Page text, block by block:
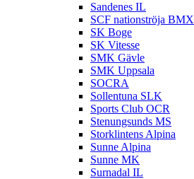
Sandenes IL
SCF nationströja BMX
SK Boge
SK Vitesse
SMK Gävle
SMK Uppsala
SOCRA
Sollentuna SLK
Sports Club OCR
Stenungsunds MS
Storklintens Alpina
Sunne Alpina
Sunne MK
Surnadal IL